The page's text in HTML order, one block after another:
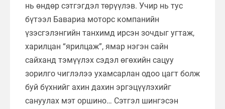
нь өндөр сэтгэгдэл төрүүлэв. Учир нь тус
бүтээл Бавариа моторс компанийн
үзэсгэлэнгийн танхимд ирсэн зочдыг угтаж,
харилцан “ярилцаж”, ямар нэгэн сайн
сайханд тэмүүлэх сэдэл өгөхийн сацуу
зорилго чиглэлээ ухамсарлан одоо цагт болж
буй бүхнийг ахин дахин эргэцүүлэхийг
сануулах мэт оршино… Сэтгэл шингэсэн